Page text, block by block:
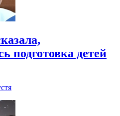
подготовка детей